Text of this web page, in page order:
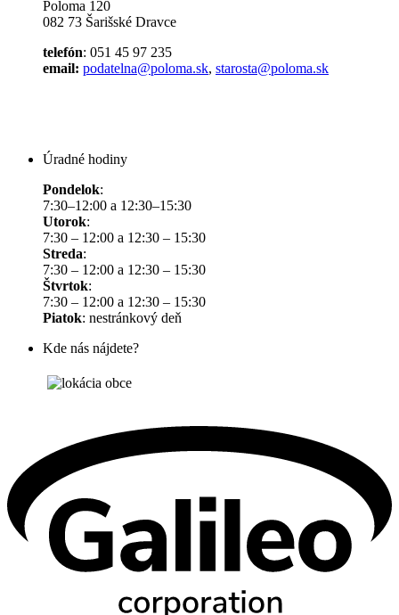
Poloma 120
082 73 Šarišské Dravce
telefón: 051 45 97 235
email: podatelna@poloma.sk, starosta@poloma.sk
Úradné hodiny
Pondelok:
7:30–12:00 a 12:30–15:30
Utorok:
7:30 – 12:00 a 12:30 – 15:30
Streda:
7:30 – 12:00 a 12:30 – 15:30
Štvrtok:
7:30 – 12:00 a 12:30 – 15:30
Piatok: nestránkový deň
Kde nás nájdete?